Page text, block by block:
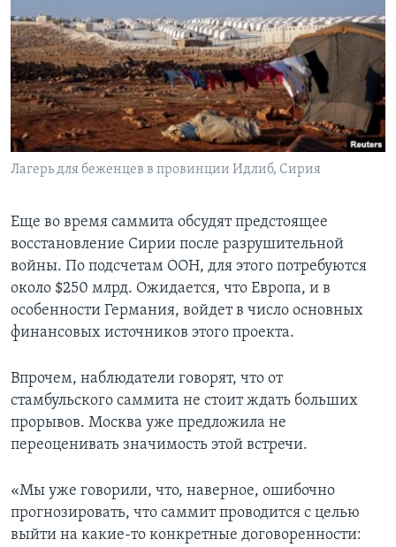
Лагерь для беженцев в провинции Идлиб, Сирия
Еще во время саммита обсудят предстоящее
восстановление Сирии после разрушительной
войны. По подсчетам ООН, для этого потребуются
около $250 млрд. Ожидается, что Европа, и в
особенности Германия, войдет в число основных
финансовых источников этого проекта.
Впрочем, наблюдатели говорят, что от
стамбульского саммита не стоит ждать больших
прорывов. Москва уже предложила не
переоценивать значимость этой встречи.
«Мы уже говорили, что, наверное, ошибочно
прогнозировать, что саммит проводится с целью
выйти на какие-то конкретные договоренности: